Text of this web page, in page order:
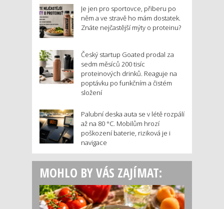
Je jen pro sportovce, přiberu po
něm a ve stravě ho mám dostatek.
Znáte nejčastější mýty o proteinu?
Český startup Goated prodal za
sedm měsíců 200 tisíc
proteinových drinků. Reaguje na
poptávku po funkčním a čistém
složení
Palubní deska auta se v létě rozpálí
až na 80 °C. Mobilům hrozí
poškození baterie, riziková je i
navigace
MOHLO BY VÁS ZAJÍMAT: